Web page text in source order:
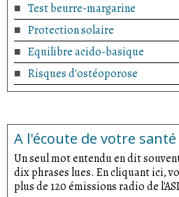
Test beurre-margarine
Protection solaire
Equilibre acido-basique
Risques d'ostéoporose
A l'écoute de votre santé
Un seul mot entendu en dit
dix phrases lues. En cliquant ici,
plus de 120 émissions radio de